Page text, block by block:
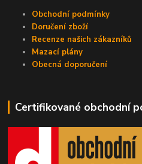
Obchodní podmínky
Doručení zboží
Recenze našich zákazníků
Mazací plány
Obecná doporučení
Certifikované obchodní